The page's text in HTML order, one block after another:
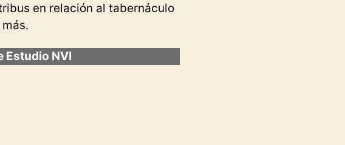
en relación al tabernáculo
Estudio NVI